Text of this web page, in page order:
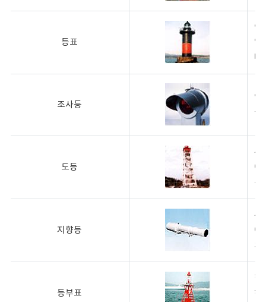
등표
암
알
다.
조사등
암
를
도등
선
여
는
지향등
선
여
의
등부표
항
하